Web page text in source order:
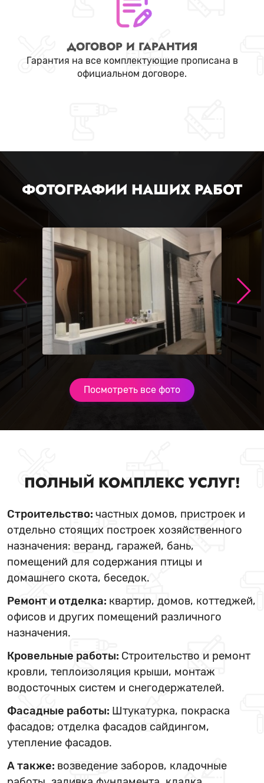
ДОГОВОР И ГАРАНТИЯ
Гарантия на все комплектующие прописана в
официальном договоре.
ФОТОГРАФИИ НАШИХ РАБОТ
Посмотреть все фото
ПОЛНЫЙ КОМПЛЕКС УСЛУГ!
Строительство: частных домов, пристроек и
отдельно стоящих построек хозяйственного
назначения: веранд, гаражей, бань,
помещений для содержания птицы и
домашнего скота, беседок.
Ремонт и отделка: квартир, домов, коттеджей,
офисов и других помещений различного
назначения.
Кровельные работы: Строительство и ремонт
кровли, теплоизоляция крыши, монтаж
водосточных систем и снегодержателей.
Фасадные работы: Штукатурка, покраска
фасадов; отделка фасадов сайдингом,
утепление фасадов.
А также: возведение заборов, кладочные